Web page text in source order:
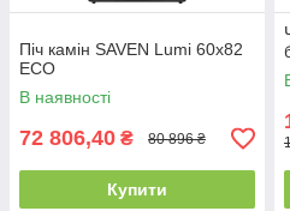
Піч камін SAVEN Lumi 60х82
ECO
В наявності
72 806,40 ₴ 80 896 ₴
Купити